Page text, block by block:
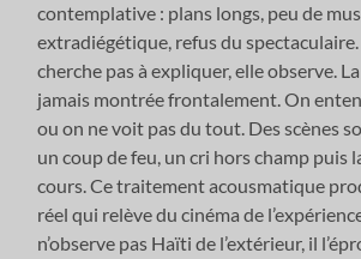
contemplative : plans longs, peu de
extradiégétique, refus du spectaculaire.
cherche pas à expliquer, elle observe.
jamais montrée frontalement. On
ou on ne voit pas du tout. Des scènes
un coup de feu, un cri hors champ puis
cours. Ce traitement acousmatique
réel qui relève du cinéma de
n’observe pas Haïti de l’extérieur, il